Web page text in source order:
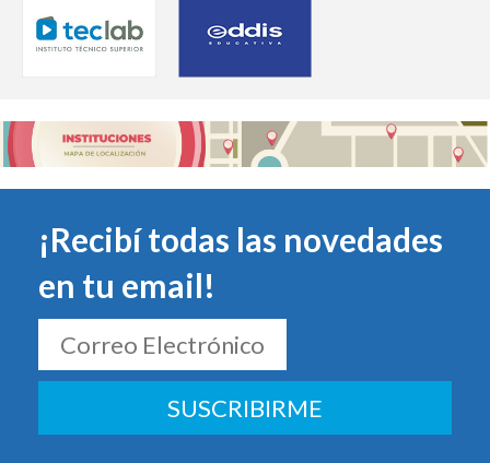
¡Recibí todas las novedades
en tu email!
SUSCRIBIRME